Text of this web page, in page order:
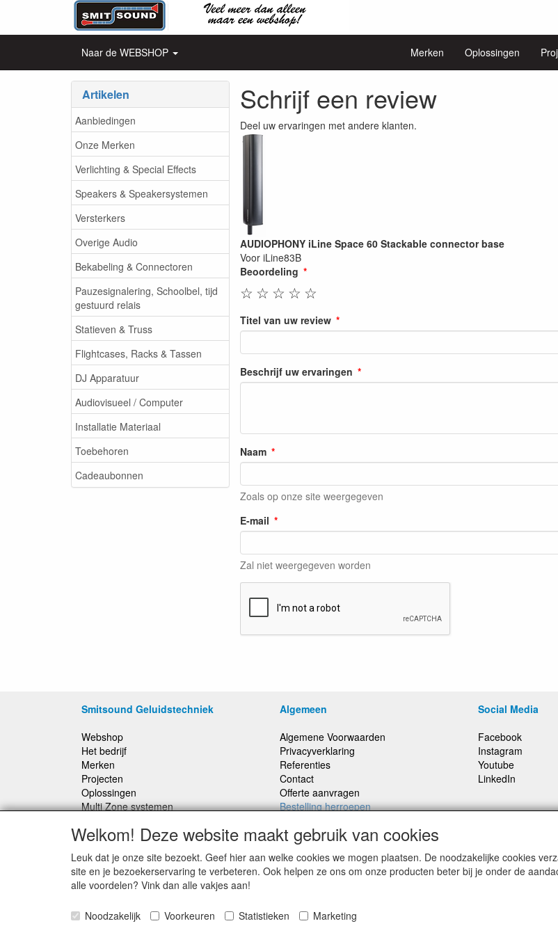
Naar de WEBSHOP Merken Oplossingen
Artikelen
Aanbiedingen
Onze Merken
Verlichting & Special Effects
Speakers & Speakersystemen
Versterkers
Overige Audio
Bekabeling & Connectoren
Pauzesignalering, Schoolbel, tijd
gestuurd relais
Statieven & Truss
Flightcases, Racks & Tassen
DJ Apparatuur
Audiovisueel / Computer
Installatie Materiaal
Toebehoren
Cadeaubonnen
Schrijf een review
Deel uw ervaringen met andere klanten.
AUDIOPHONY iLine Space 60 Stackable connector base
Voor iLine83B
Beoordeling
☆
☆
☆
☆
☆
Titel van uw review
Beschrijf uw ervaringen
Naam
Zoals op onze site weergegeven
E-mail
Zal niet weergegeven worden
Smitsound Geluidstechniek
Webshop
Het bedrijf
Merken
Projecten
Oplossingen
Multi Zone systemen
Onderhoud en Reparaties
Algemeen
Algemene Voorwaarden
Privacyverklaring
Referenties
Contact
Offerte aanvragen
Bestelling herroepen
Social Media
Facebook
Instagram
Youtube
LinkedIn
Bestellingen binnen Nederland, ongeacht gewicht,
verstuurd voor € 6,95
Prijzen inclusief 21% BTW, tenzij anders
© Smitsound Geluidstechniek 2024, alle rechten
Welkom! Deze website maakt gebruik van cookies
Leuk dat je onze site bezoekt. Geef hier aan welke cookies we mogen plaatsen. De noodzakelijke cookies
site en je bezoekerservaring te verbeteren. Ook helpen ze ons om onze producten beter bij je onder de
alle voordelen? Vink dan alle vakjes aan!
Noodzakelijk Voorkeuren Statistieken Marketing